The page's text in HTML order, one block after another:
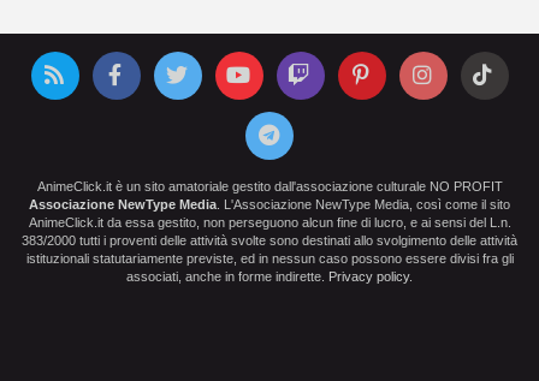
AnimeClick.it è un sito amatoriale gestito dall'associazione culturale NO PROFIT
Associazione NewType Media . L'Associazione NewType Media, così come il sito
AnimeClick.it da essa gestito, non perseguono alcun fine di lucro, e ai sensi del L.n.
383/2000 tutti i proventi delle attività svolte sono destinati allo svolgimento delle attività
istituzionali statutariamente previste, ed in nessun caso possono essere divisi fra gli
associati, anche in forme indirette.
Privacy policy.